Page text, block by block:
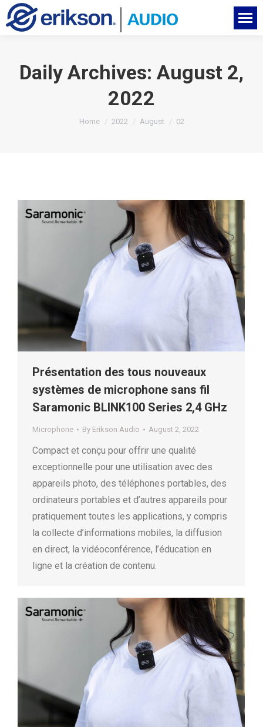
Daily Archives: August 2,
2022
You are here:
Home 2022 August 02
Présentation des tous nouveaux
systèmes de microphone sans fil
Saramonic BLINK100 Series 2,4 GHz
Microphone By Erikson Audio August 2, 2022
Compact et conçu pour offrir une qualité
exceptionnelle pour une utilisation avec des
appareils photo, des téléphones portables, des
ordinateurs portables et d’autres appareils pour
pratiquement toutes les applications, y compris
la collecte d’informations mobiles, la diffusion
en direct, la vidéoconférence, l’éducation en
ligne et la création de contenu.